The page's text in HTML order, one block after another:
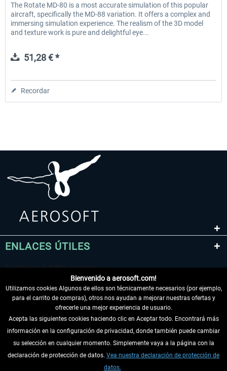
The Rotate MD-80 is a most accurate simulation of this popular
aircraft, specifically the MD-88 variation. It offers a complex and
immersing simulation experience. The realism of the 3D model
and texture work is pure and delightful eye...
51,28 € *
Recordar
ENLACES ÚTILES
DESISTIR DEL CONTRATO
INFORMACIÓN
Bienvenido a aerosoft.com!
Utilizamos cookies Algunos de ellos son técnicamente necesarios (por ejemplo,
para el carrito de compras), otros nos ayudan a mejorar nuestras ofertas y
ofrecerle una mejor experiencia de usuario.
Acepta las siguientes cookies haciendo clic en Aceptar todo. Encontrará más
información en la configuración de privacidad, donde también puede cambiar
su selección en cualquier momento. Simplemente vaya a la página con la
declaración de protección de datos. Vea nuestra declaración de protección de
datos.